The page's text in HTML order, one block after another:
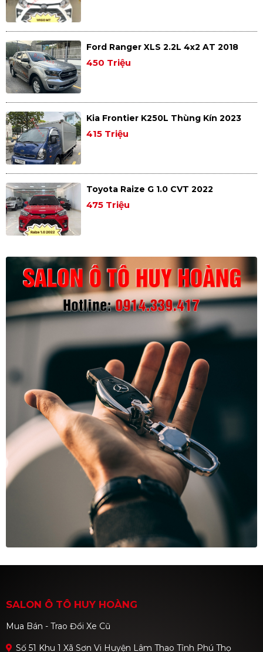
Ford Ranger XLS 2.2L 4x2 AT 2018
450 Triệu
Kia Frontier K250L Thùng Kín 2023
415 Triệu
Toyota Raize G 1.0 CVT 2022
475 Triệu
SALON Ô TÔ HUY HOÀNG
Mua Bán - Trao Đổi Xe Cũ
Số 51 Khu 1 Xã Sơn Vi Huyện Lâm Thao Tỉnh Phú Thọ